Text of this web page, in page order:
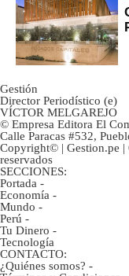
Gestión
Director Periodístico (e)
VÍCTOR MELGAREJO
© Empresa Editora El
Calle Paracas #532,
Copyright© | Gestion.pe |
reservados
SECCIONES:
Portada -
Economía -
Mundo -
Perú -
Tu Dinero -
Tecnología
CONTACTO:
¿Quiénes somos? -